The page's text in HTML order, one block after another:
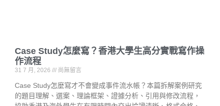
Case Study怎麼寫？香港大學生高分實戰寫作操
作流程
31 7 月, 2026 尚無留言
Case Study怎麼寫才不會變成事件流水帳？本篇拆解案例研究
的題目理解、選案、理論框架、證據分析、引用與修改流程，